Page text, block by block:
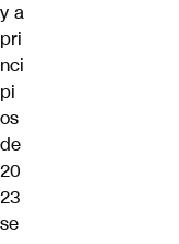
y a
pri
nci
pi
os
de
20
23
se